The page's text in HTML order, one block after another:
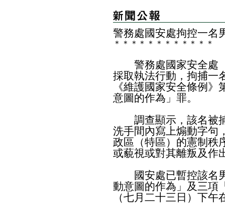
警務處國安處拘控一名
＊ ＊ ＊ ＊ ＊ ＊ ＊ ＊ ＊ ＊ ＊ ＊
警務處國家安全處（
採取執法行動，拘捕一
《維護國家安全條例
意圖的作為」罪。
調查顯示，該名被捕
洗手間內寫上煽動字句
政區（特區）的憲制秩
或藐視或對其離叛及作
國安處已暫控該名男
動意圖的作為」及三項
（七月二十三日）下